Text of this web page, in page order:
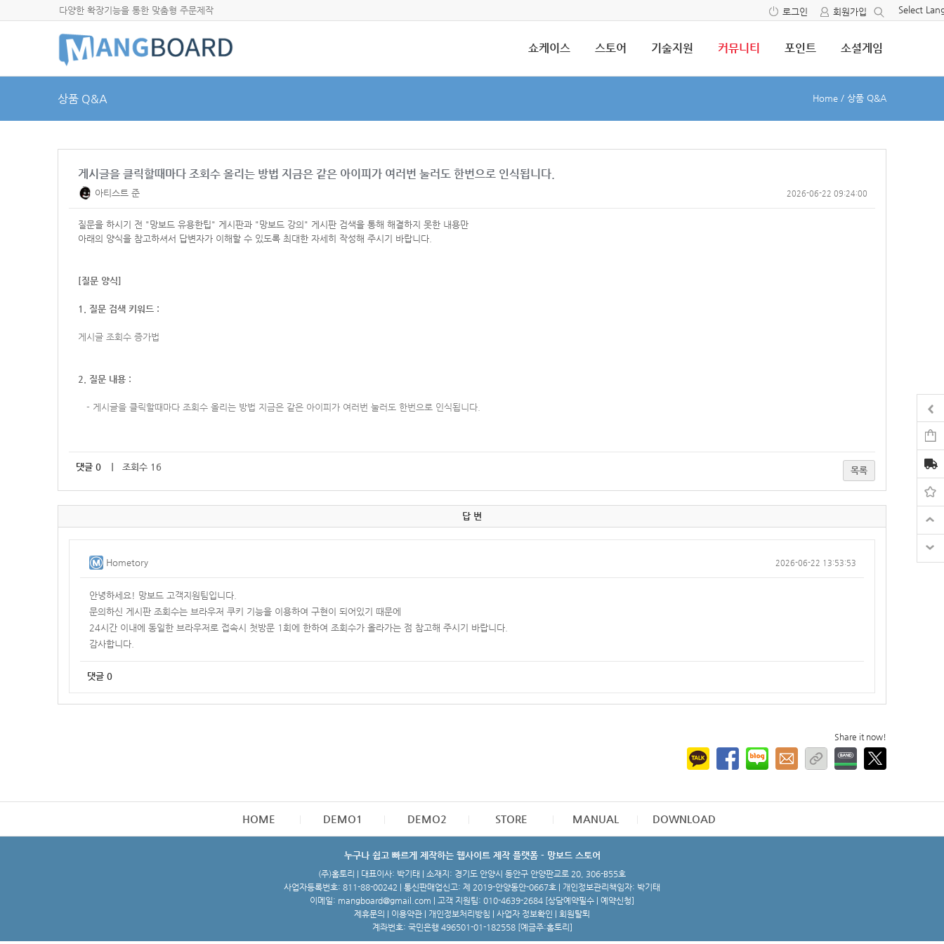
다양한 확장기능을 통한 맞춤형 주문제작 Select
로그인 회원가입
쇼케이스 스토어 기술지원 커뮤니티 포인트 소셜게임
상품 Q&A Home / 상품 Q&A
게시글을 클릭할때마다 조회수 올리는 방법 지금은 같은 아이피가 여러번 눌러도 한번으로 인식됩니다.
아티스트 준 2026-06-22 09:24:00
질문을 하시기 전 "망보드 유용한팁" 게시판과 "망보드 강의" 게시판 검색을 통해 해결하지 못한 내용만
아래의 양식을 참고하셔서 답변자가 이해할 수 있도록 최대한 자세히 작성해 주시기 바랍니다.
[질문 양식]
1. 질문 검색 키워드 :
게시글 조회수 증가법
2. 질문 내용 :
- 게시글을 클릭할때마다 조회수 올리는 방법 지금은 같은 아이피가 여러번 눌러도 한번으로 인식됩니다.
댓글 0 ｜ 조회수 16 목록
답 변
Hometory 2026-06-22 13:53:53
안녕하세요! 망보드 고객지원팀입니다.
문의하신 게시판 조회수는 브라우저 쿠키 기능을 이용하여 구현이 되어있기 때문에
24시간 이내에 동일한 브라우저로 접속시 첫방문 1회에 한하여 조회수가 올라가는 점 참고해 주시기 바랍니다.
감사합니다.
댓글 0
Share it now!
HOME DEMO1 DEMO2 STORE MANUAL DOWNLOAD
누구나 쉽고 빠르게 제작하는 웹사이트 제작 플랫폼 - 망보드 스토어
(주)홈토리 | 대표이사: 박기태 | 소재지: 경기도 안양시 동안구 안양판교로 20, 306-B55호
사업자등록번호: 811-88-00242 | 통신판매업신고: 제 2019-안양동안-0667호 | 개인정보관리책임자: 박기태
이메일: mangboard@gmail.com | 고객 지원팀: 010-4639-2684 [상담예약필수 | 예약신청]
제휴문의
이용약관 개인정보처리방침 사업자 정보확인
회원탈퇴
계좌번호: 국민은행 496501-01-182558 [예금주:홈토리]